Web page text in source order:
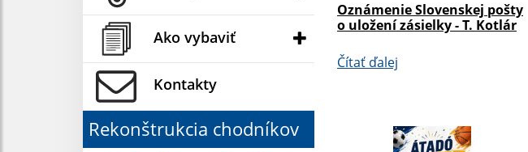
Ako vybaviť
Kontakty
Rekonštrukcia chodníkov
Oznámenie Slovenskej pošty
o uložení zásielky - T. Kotlár
Čítať ďalej